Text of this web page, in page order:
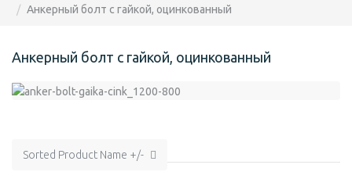
Анкерный болт с гайкой, оцинкованный
Анкерный болт с гайкой, оцинкованный
Sorted Product Name +/-